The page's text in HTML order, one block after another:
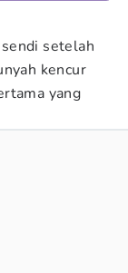
setelah
kencur
yang